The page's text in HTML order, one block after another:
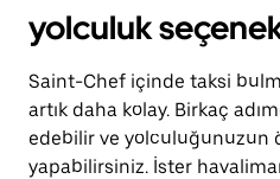
yolculuk
Saint-Chef içinde taksi
artık daha kolay. Birkaç
edebilir ve yolculuğunuzun
yapabilirsiniz. İster